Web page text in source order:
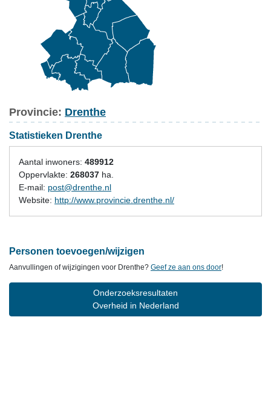
Provincie: Drenthe
Statistieken Drenthe
Aantal inwoners: 489912
Oppervlakte: 268037 ha.
E-mail: post@drenthe.nl
Website: http://www.provincie.drenthe.nl/
Personen toevoegen/wijzigen
Aanvullingen of wijzigingen voor Drenthe? Geef ze aan ons door!
Onderzoeksresultaten
Overheid in Nederland